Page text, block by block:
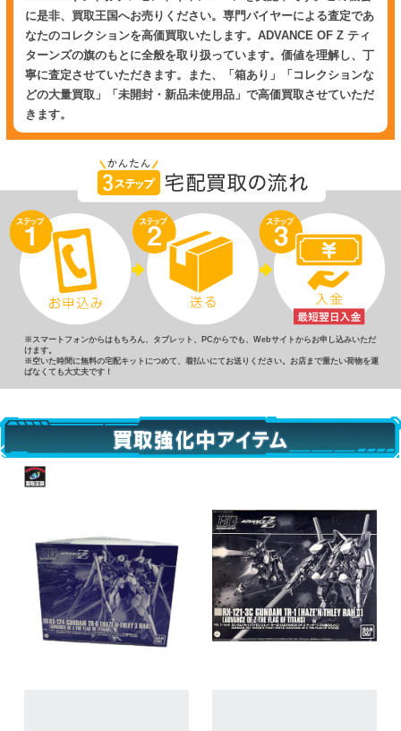
に是非、買取王国へお売りください。専門バイヤーによる査定であ
なたのコレクションを高価買取いたします。ADVANCE OF Ζ ティ
ターンズの旗のもとに全般を取り扱っています。価値を理解し、丁
寧に査定させていただきます。また、「箱あり」「コレクションな
どの大量買取」「未開封・新品未使用品」で高価買取させていただ
きます。
※スマートフォンからはもちろん、タブレット、PCからでも、Webサイトからお申し込みいただ
けます。
※空いた時間に無料の宅配キットにつめて、着払いにてお送りください。お店まで重たい荷物を運
ばなくても大丈夫です！